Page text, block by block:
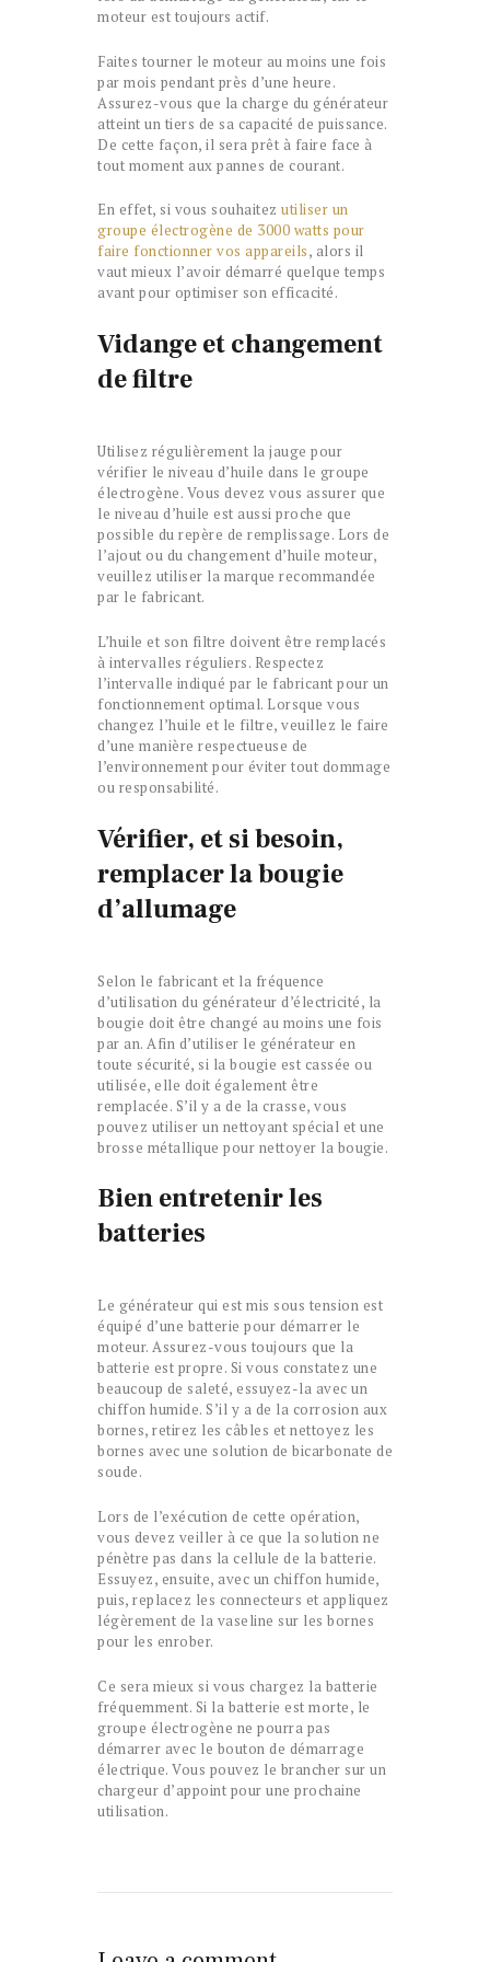
moteur est toujours actif.
Faites tourner le moteur au moins une fois
par mois pendant près d’une heure.
Assurez-vous que la charge du générateur
atteint un tiers de sa capacité de puissance.
De cette façon, il sera prêt à faire face à
tout moment aux pannes de courant.
En effet, si vous souhaitez utiliser un
groupe électrogène de 3000 watts pour
faire fonctionner vos appareils, alors il
vaut mieux l’avoir démarré quelque temps
avant pour optimiser son efficacité.
Vidange et changement
de filtre
Utilisez régulièrement la jauge pour
vérifier le niveau d’huile dans le groupe
électrogène. Vous devez vous assurer que
le niveau d’huile est aussi proche que
possible du repère de remplissage. Lors de
l’ajout ou du changement d’huile moteur,
veuillez utiliser la marque recommandée
par le fabricant.
L’huile et son filtre doivent être remplacés
à intervalles réguliers. Respectez
l’intervalle indiqué par le fabricant pour un
fonctionnement optimal. Lorsque vous
changez l’huile et le filtre, veuillez le faire
d’une manière respectueuse de
l’environnement pour éviter tout dommage
ou responsabilité.
Vérifier, et si besoin,
remplacer la bougie
d’allumage
Selon le fabricant et la fréquence
d’utilisation du générateur d’électricité, la
bougie doit être changé au moins une fois
par an. Afin d’utiliser le générateur en
toute sécurité, si la bougie est cassée ou
utilisée, elle doit également être
remplacée. S’il y a de la crasse, vous
pouvez utiliser un nettoyant spécial et une
brosse métallique pour nettoyer la bougie.
Bien entretenir les
batteries
Le générateur qui est mis sous tension est
équipé d’une batterie pour démarrer le
moteur. Assurez-vous toujours que la
batterie est propre. Si vous constatez une
beaucoup de saleté, essuyez-la avec un
chiffon humide. S’il y a de la corrosion aux
bornes, retirez les câbles et nettoyez les
bornes avec une solution de bicarbonate de
soude.
Lors de l’exécution de cette opération,
vous devez veiller à ce que la solution ne
pénètre pas dans la cellule de la batterie.
Essuyez, ensuite, avec un chiffon humide,
puis, replacez les connecteurs et appliquez
légèrement de la vaseline sur les bornes
pour les enrober.
Ce sera mieux si vous chargez la batterie
fréquemment. Si la batterie est morte, le
groupe électrogène ne pourra pas
démarrer avec le bouton de démarrage
électrique. Vous pouvez le brancher sur un
chargeur d’appoint pour une prochaine
utilisation.